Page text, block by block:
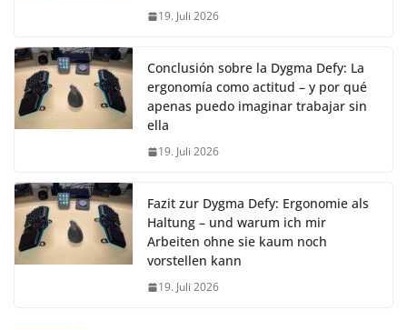
19. Juli 2026
Conclusión sobre la Dygma Defy: La
ergonomía como actitud – y por qué
apenas puedo imaginar trabajar sin
ella
19. Juli 2026
Fazit zur Dygma Defy: Ergonomie als
Haltung – und warum ich mir
Arbeiten ohne sie kaum noch
vorstellen kann
19. Juli 2026